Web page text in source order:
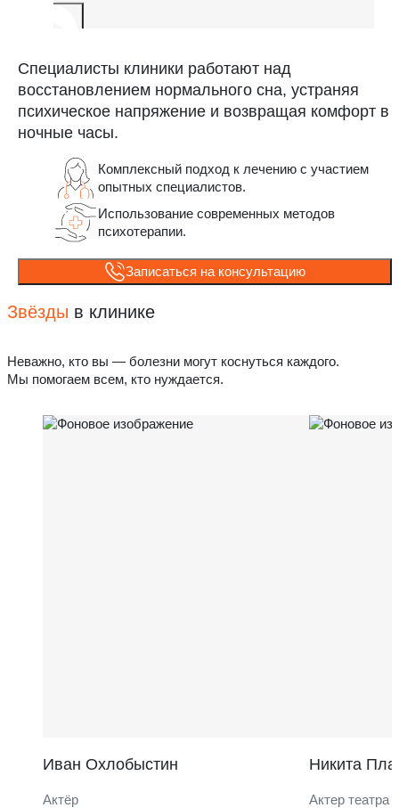
Специалисты клиники работают над
восстановлением нормального сна, устраняя
психическое напряжение и возвращая комфорт в
ночные часы.
Комплексный подход к лечению с участием
опытных специалистов.
Использование современных методов
психотерапии.
Записаться на консультацию
Звёзды в клинике
Неважно, кто вы — болезни могут коснуться каждого.
Мы помогаем всем, кто нуждается.
Иван Охлобыстин
Актёр
Никита
Актер театра